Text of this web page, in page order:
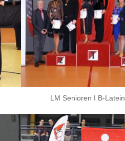
LM Senioren I B-Latein